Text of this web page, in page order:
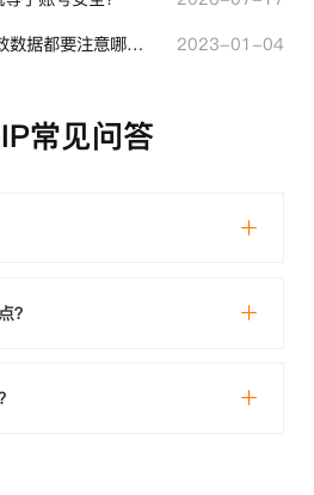
想要利用海外住宅代理高效数据都要注意哪些地方？
2023-01-04
常见问答
？